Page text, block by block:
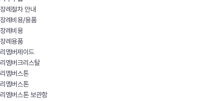
장례절차 안내
장례비용/용품
장례비용
장례용품
리멤버제이드
리멤버크리스탈
리멤버스톤
리멤버스톤
리멤버스톤 보관함